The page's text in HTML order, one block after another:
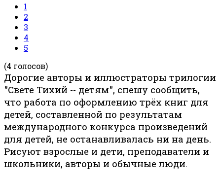
1
2
3
4
5
(4 голосов)
Дорогие авторы и иллюстраторы трилогии
"Свете Тихий -- детям", спешу сообщить,
что работа по оформлению трёх книг для
детей, составленной по результатам
международного конкурса произведений
для детей, не останавливалась ни на день.
Рисуют взрослые и дети, преподаватели и
школьники, авторы и обычные люди.